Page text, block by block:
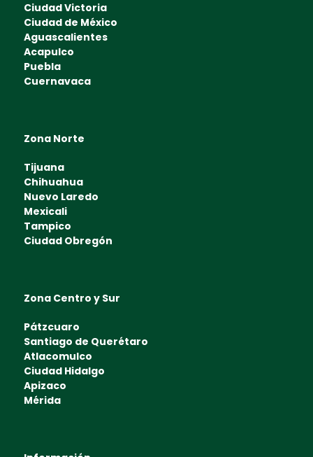
Ciudad Victoria
Ciudad de México
Aguascalientes
Acapulco
Puebla
Cuernavaca
Zona Norte
Tijuana
Chihuahua
Nuevo Laredo
Mexicali
Tampico
Ciudad Obregón
Zona Centro y Sur
Pátzcuaro
Santiago de Querétaro
Atlacomulco
Ciudad Hidalgo
Apizaco
Mérida